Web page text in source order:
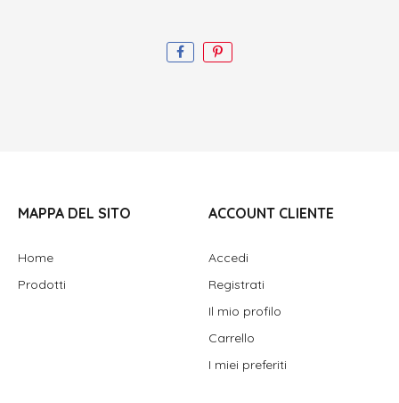
MAPPA DEL SITO
Home
Prodotti
ACCOUNT CLIENTE
Accedi
Registrati
Il mio profilo
Carrello
I miei preferiti